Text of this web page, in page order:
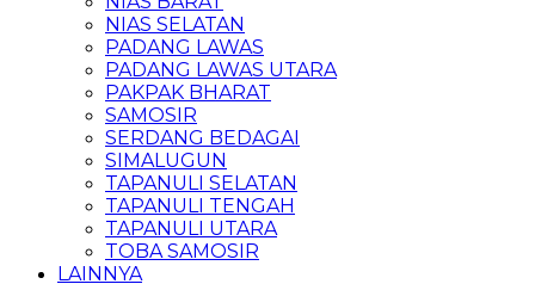
NIAS SELATAN
PADANG LAWAS
PADANG LAWAS UTARA
PAKPAK BHARAT
SAMOSIR
SERDANG BEDAGAI
SIMALUGUN
TAPANULI SELATAN
TAPANULI TENGAH
TAPANULI UTARA
TOBA SAMOSIR
LAINNYA